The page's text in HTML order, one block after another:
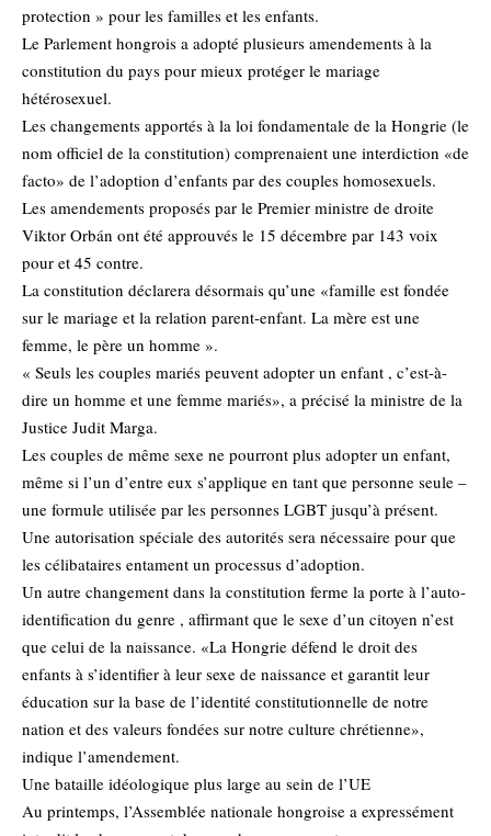
protection » pour les familles et les enfants.
Le Parlement hongrois a adopté plusieurs amendements à la
constitution du pays pour mieux protéger le mariage
hétérosexuel.
Les changements apportés à la loi fondamentale de la Hongrie (le
nom officiel de la constitution) comprenaient une interdiction «de
facto» de l’adoption d’enfants par des couples homosexuels.
Les amendements proposés par le Premier ministre de droite
Viktor Orbán ont été approuvés le 15 décembre par 143 voix
pour et 45 contre.
La constitution déclarera désormais qu’une «famille est fondée
sur le mariage et la relation parent-enfant. La mère est une
femme, le père un homme ».
« Seuls les couples mariés peuvent adopter un enfant , c’est-à-
dire un homme et une femme mariés», a précisé la ministre de la
Justice Judit Marga.
Les couples de même sexe ne pourront plus adopter un enfant,
même si l’un d’entre eux s’applique en tant que personne seule –
une formule utilisée par les personnes LGBT jusqu’à présent.
Une autorisation spéciale des autorités sera nécessaire pour que
les célibataires entament un processus d’adoption.
Un autre changement dans la constitution ferme la porte à l’auto-
identification du genre , affirmant que le sexe d’un citoyen n’est
que celui de la naissance. «La Hongrie défend le droit des
enfants à s’identifier à leur sexe de naissance et garantit leur
éducation sur la base de l’identité constitutionnelle de notre
nation et des valeurs fondées sur notre culture chrétienne»,
indique l’amendement.
Une bataille idéologique plus large au sein de l’UE
Au printemps, l’Assemblée nationale hongroise a expressément